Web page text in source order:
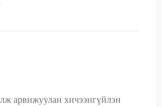
арвижуулан хичээнгүйлэн